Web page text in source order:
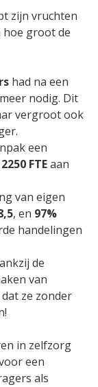
zijn vruchten
hoe groot de
had na een
nodig. Dit
vergroot ook
een
2250 FTEaan
van eigen
, en 97%
handelingen
de
van
ze zonder
in zelfzorg
een
als